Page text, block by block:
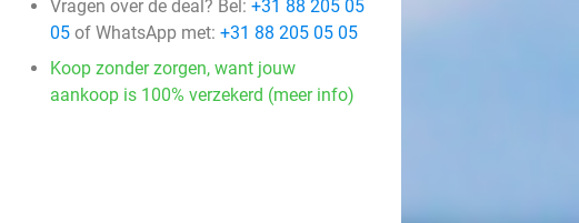
Vragen over de deal? Bel: +31 88 205 05
05 of WhatsApp met: +31 88 205 05 05
Koop zonder zorgen, want jouw
aankoop is 100% verzekerd (meer info)